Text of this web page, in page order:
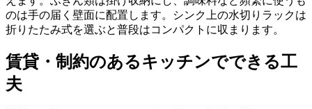
のは手の届く壁面に配置します。シンク上の水切りラックは
折りたたみ式を選ぶと普段はコンパクトに収まります。
賃貸・制約のあるキッチンでできる工
夫